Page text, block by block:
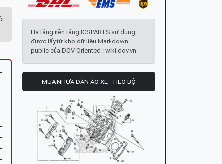
Hạ tầng nền tảng ICSPARTS sử dụng
được lấy từ kho dữ liệu Markdown
public của DOV Oriented : wiki.dov.vn
MUA NHỰA DÀN ÁO XE THEO BỘ